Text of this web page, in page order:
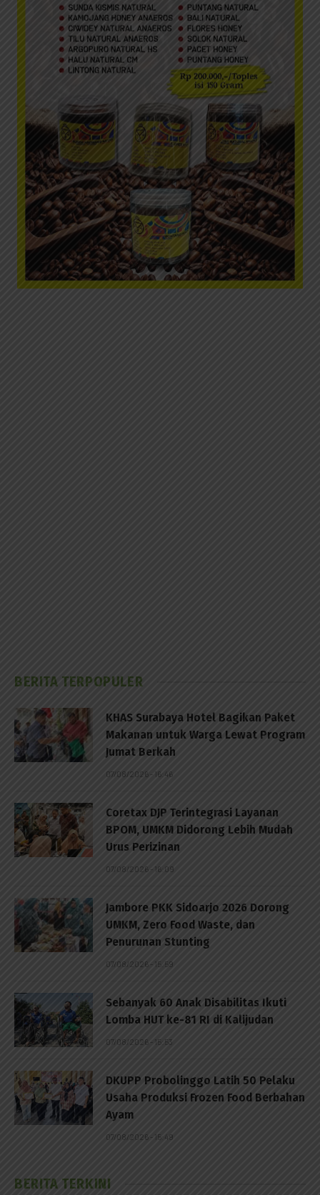
BERITA TERPOPULER
KHAS Surabaya Hotel Bagikan Paket
Makanan untuk Warga Lewat Program
Jumat Berkah
07/08/2026 - 16:46
Coretax DJP Terintegrasi Layanan
BPOM, UMKM Didorong Lebih Mudah
Urus Perizinan
07/08/2026 - 16:09
Jambore PKK Sidoarjo 2026 Dorong
UMKM, Zero Food Waste, dan
Penurunan Stunting
07/08/2026 - 15:59
Sebanyak 60 Anak Disabilitas Ikuti
Lomba HUT ke-81 RI di Kalijudan
07/08/2026 - 15:53
DKUPP Probolinggo Latih 50 Pelaku
Usaha Produksi Frozen Food Berbahan
Ayam
07/08/2026 - 15:49
BERITA TERKINI